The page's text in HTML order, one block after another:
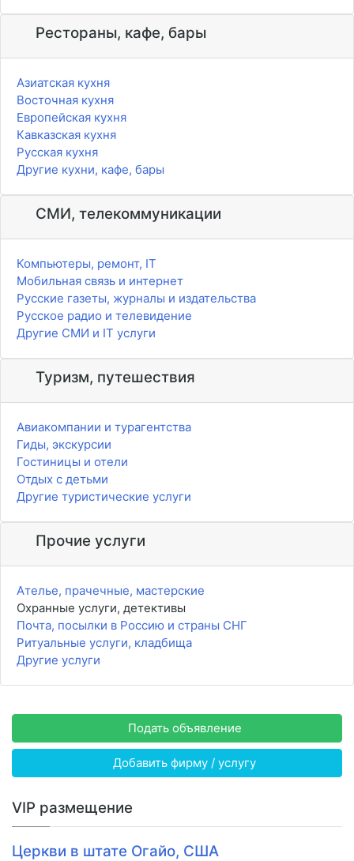
Рестораны, кафе, бары
Азиатская кухня
Восточная кухня
Европейская кухня
Кавказская кухня
Русская кухня
Другие кухни, кафе, бары
СМИ, телекоммуникации
Компьютеры, ремонт, IT
Мобильная связь и интернет
Русские газеты, журналы и издательства
Русское радио и телевидение
Другие СМИ и IT услуги
Туризм, путешествия
Авиакомпании и турагентства
Гиды, экскурсии
Гостиницы и отели
Отдых с детьми
Другие туристические услуги
Прочие услуги
Ателье, прачечные, мастерские
Охранные услуги, детективы
Почта, посылки в Россию и страны СНГ
Ритуальные услуги, кладбища
Другие услуги
Подать объявление
Добавить фирму / услугу
VIP размещение
Церкви в штате Огайо, США